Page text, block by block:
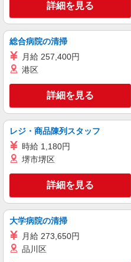
時給1600
京都府綾
派遣社員
株式会社テクノ・サービス/お仕事
電線の加工な
時給1250
京都府綾
株式会社テクノ・サービス/お仕事
組立・検査・
京都府綾
詳細を見る
総合病院の清掃
月給 257,400円
港区
詳細を見る
レジ・商品陳列スタッフ
時給 1,180円
堺市堺区
詳細を見る
大学病院の清掃
月給 273,650円
品川区